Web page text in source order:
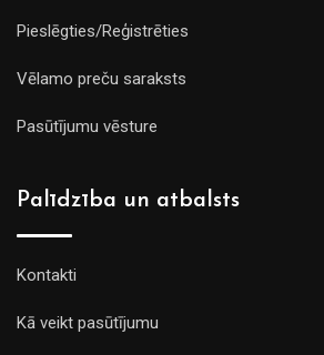
Pieslēgties/Reģistrēties
Vēlamo preču saraksts
Pasūtījumu vēsture
Palīdzība un atbalsts
Kontakti
Kā veikt pasūtījumu